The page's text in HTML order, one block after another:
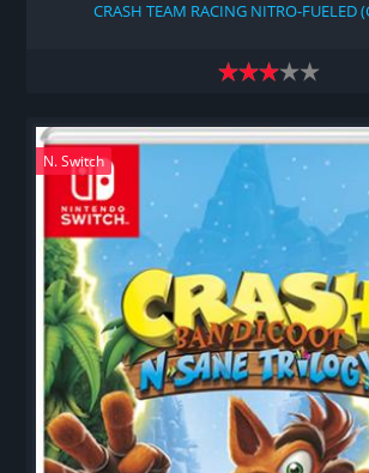
CRASH TEAM RACING NITRO-FUELED
N. Switch